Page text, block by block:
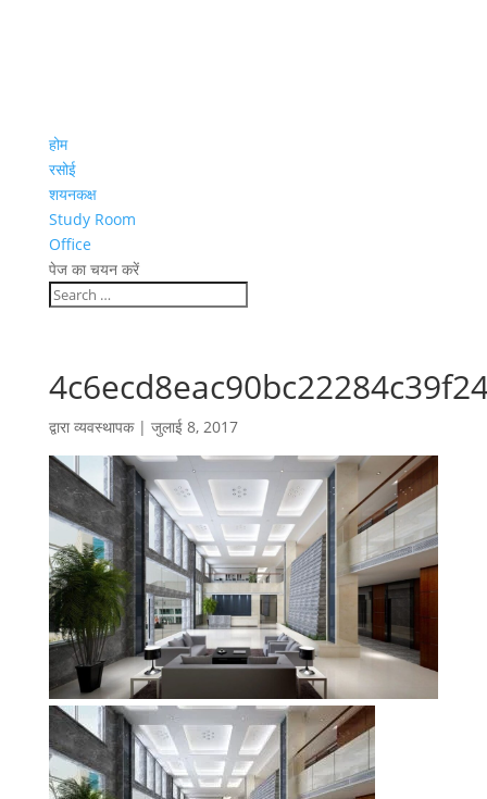
होम
रसोई
शयनकक्ष
Study Room
Office
पेज का चयन करें
द्वाराव्यवस्थापक| जुलाई 8, 2017